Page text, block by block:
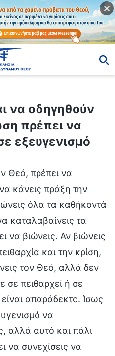
να οδηγηθούν
πρέπει να
εξευγενισμό
Θεό, πρέπει να
κάνεις πράξη την
όλα τα καθήκοντά
καταλαβαίνεις τα
να βιώνεις. Αν βιώνεις
και την κρίση,
τον Θεό, αλλά δεν
σε πειθαρχεί ή σε
απαράδεκτο. Ίσως
να
αλλά αυτό και πάλι
να συνεχίσεις να